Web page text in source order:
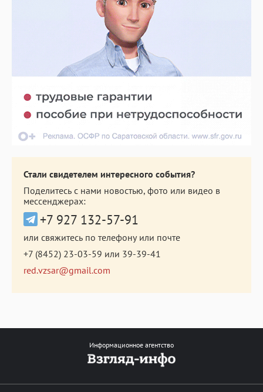
Стали свидетелем интересного события?
Поделитесь с нами новостью, фото или видео в
мессенджерах:
+7 927 132-57-91
или свяжитесь по телефону или почте
+7 (8452) 23-03-59 или 39-39-41
red.vzsar@gmail.com
Информационное агентство